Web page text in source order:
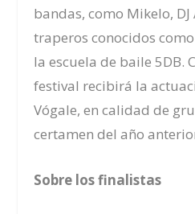
bandas, como Mikelo,
traperos conocidos
la escuela de baile 5DB.
festival recibirá la
Vógale, en calidad de
certamen del año
Sobre los finalistas